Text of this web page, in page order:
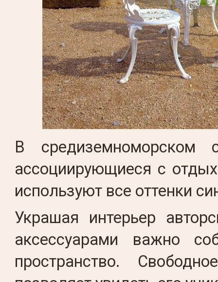
В средиземноморском
ассоциирующиеся с
используют все оттенки
Украшая интерьер
аксессуарами важно
пространство.